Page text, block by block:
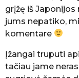
grįžę iš
jums nepatiko,
komentare
Įžangai truputi
tačiau jame